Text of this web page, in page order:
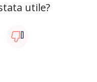
utile?